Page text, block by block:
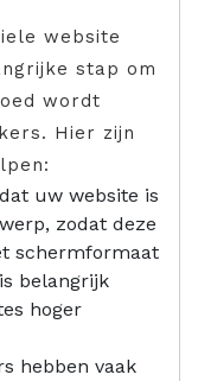
website
stap om
wordt
Hier zijn
uw website is
zodat deze
schermformaat
belangrijk
hoger
hebben vaak